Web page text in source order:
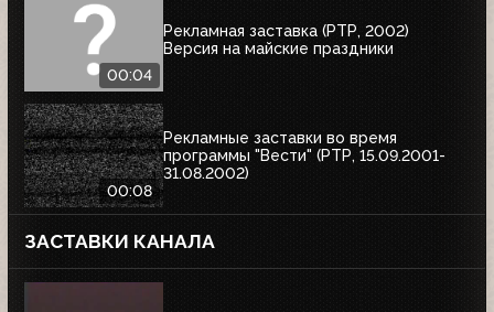
00:04
Рекламная заставка (РТР, 2002)
Версия на майские праздники
00:08
Рекламные заставки во время
программы "Вести" (РТР, 15.09.2001-
31.08.2002)
ЗАСТАВКИ КАНАЛА